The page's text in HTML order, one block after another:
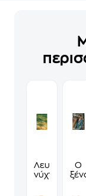
Λευκές
νύχτες
Ο